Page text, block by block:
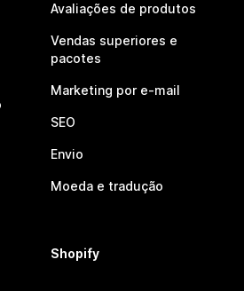
Avaliações de produtos
Vendas superiores e
pacotes
Marketing por e-mail
SEO
Envio
Moeda e tradução
Shopify